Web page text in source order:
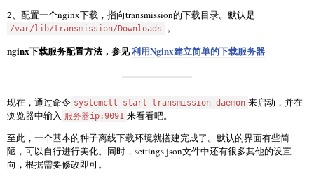
2、配置一个nginx下载，指向transmission的下载目录。默认是
/var/lib/transmission/Downloads 。
nginx下载服务配置方法，参见利用Nginx建立简单的下载服务器
现在，通过命令 systemctl start transmission-daemon 来启动，并在
浏览器中输入 服务器ip:9091 来看看吧。
至此，一个基本的种子离线下载环境就搭建完成了。默认的界面有些简
陋，可以自行进行美化。同时，settings.json文件中还有很多其他的设置
向，根据需要修改即可。